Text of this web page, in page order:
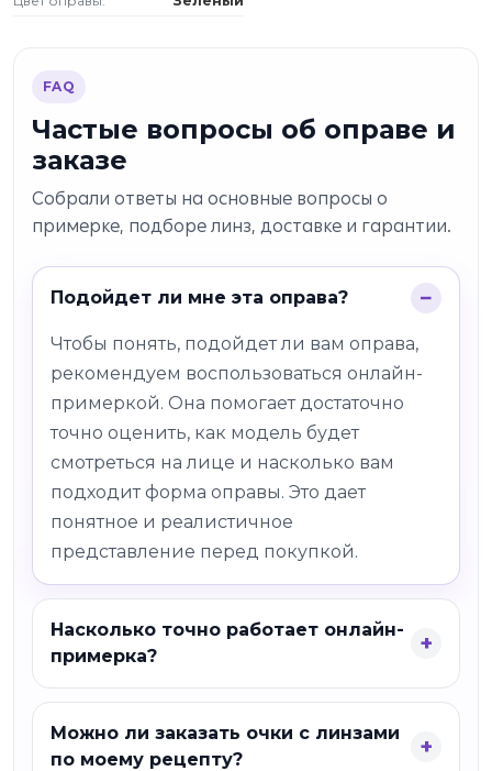
FAQ
Частые вопросы об оправе и
заказе
Собрали ответы на основные вопросы о
примерке, подборе линз, доставке и гарантии.
Подойдет ли мне эта оправа?
Чтобы понять, подойдет ли вам оправа,
рекомендуем воспользоваться онлайн-
примеркой. Она помогает достаточно
точно оценить, как модель будет
смотреться на лице и насколько вам
подходит форма оправы. Это дает
понятное и реалистичное
представление перед покупкой.
Насколько точно работает онлайн-
примерка?
Можно ли заказать очки с линзами
по моему рецепту?